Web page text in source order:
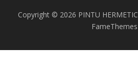
Copyright © 2026 PINTU HERMETIC
FameThemes